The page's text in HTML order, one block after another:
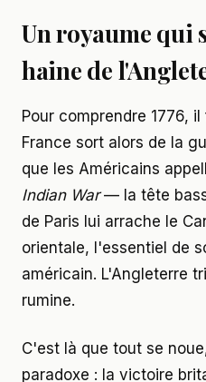
Un royaume qui
haine de
Pour comprendre 1776,
France sort alors de la
que les Américains
Indian War— la tête
de Paris lui arrache le
orientale, l'essentiel de
américain. L'Angleterre
rumine.
C'est là que tout se
paradoxe : la victoire